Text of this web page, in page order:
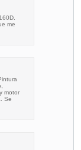
me
motor
Se